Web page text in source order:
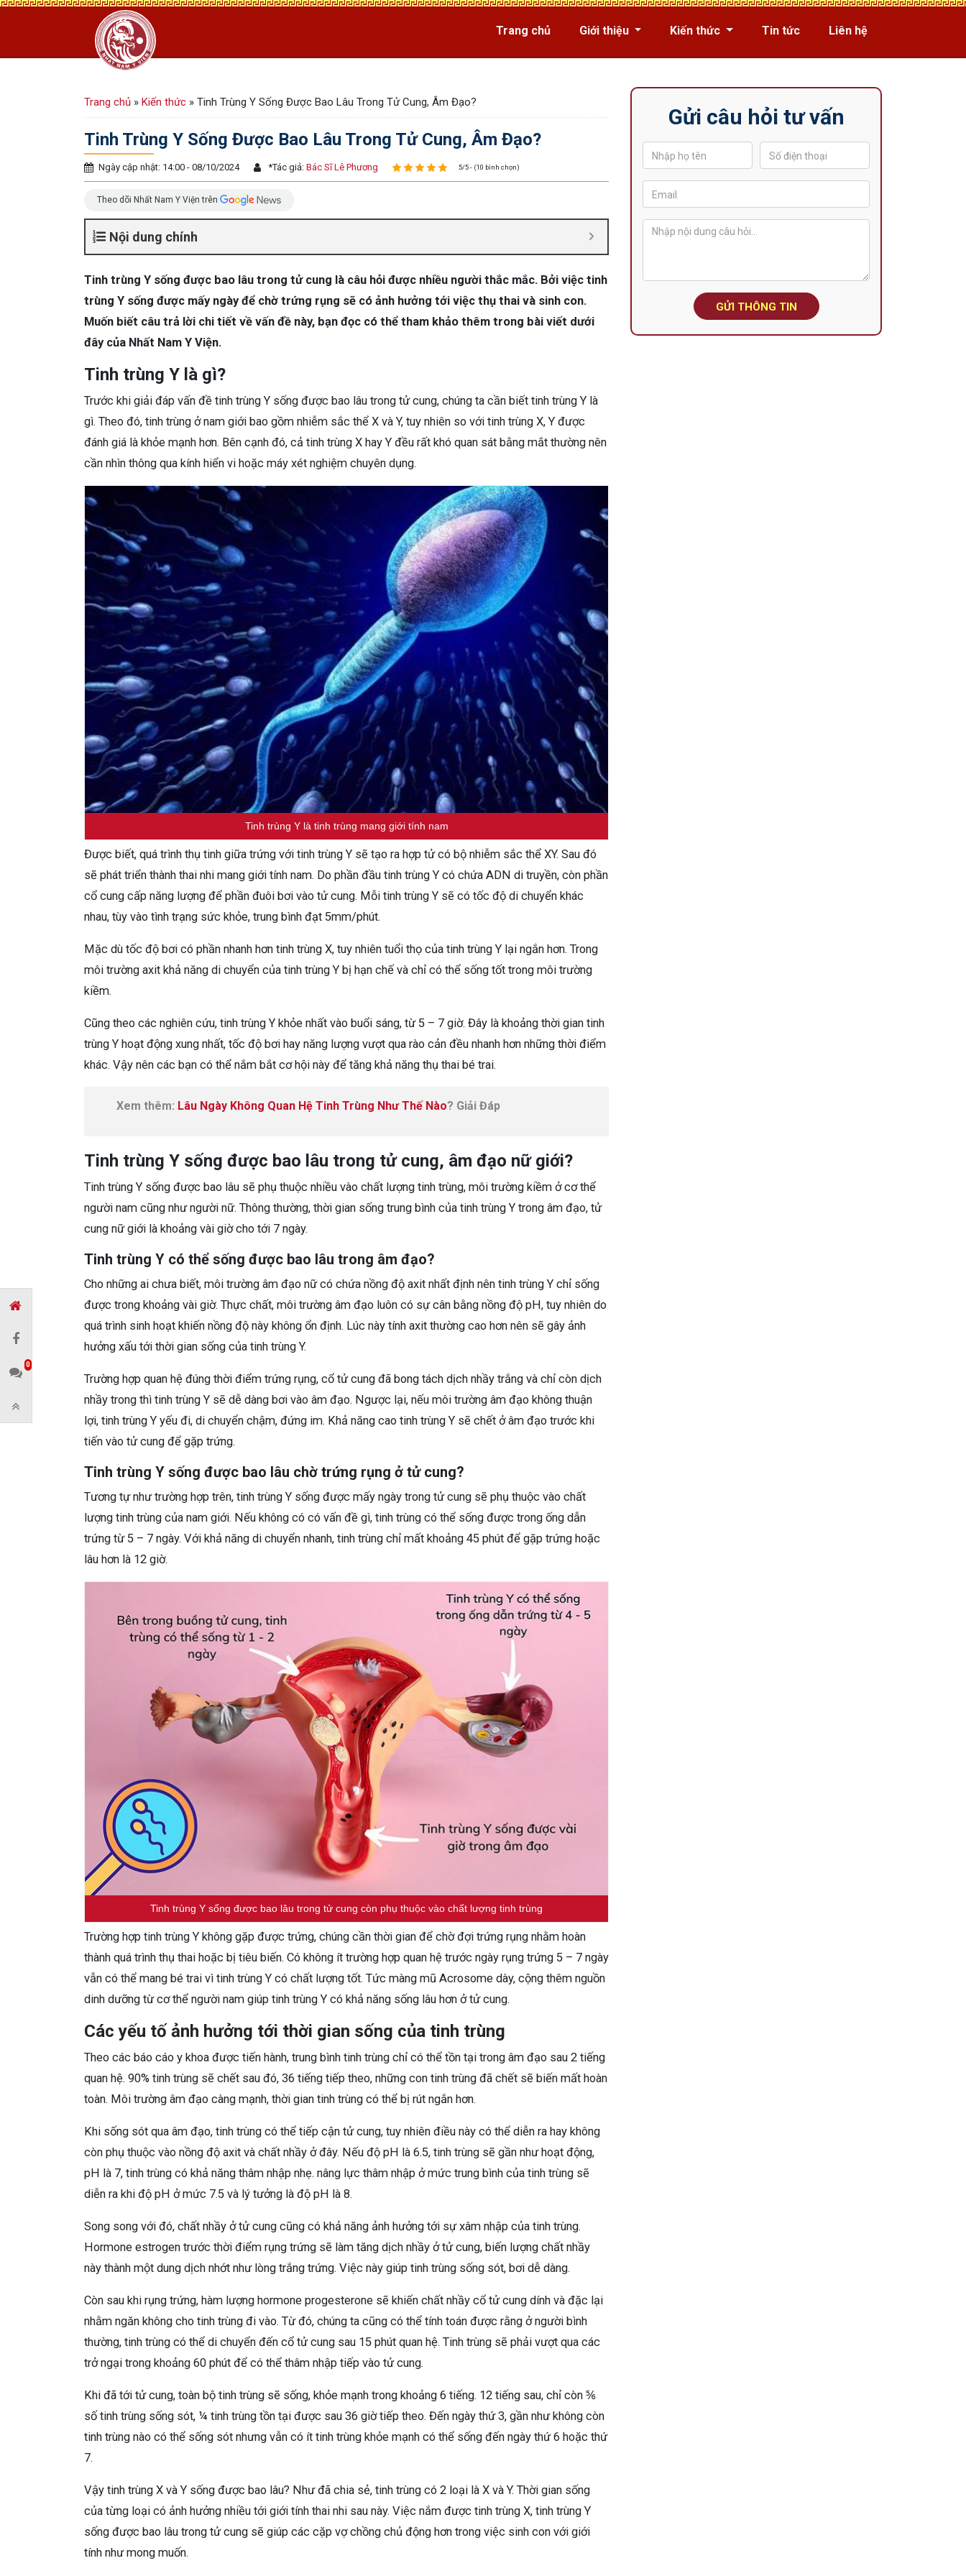
Trang chủ Giới thiệu Kiến thức Tin tức Liên hệ
Trang chủ » Kiến thức » Tinh Trùng Y Sống Được Bao Lâu Trong Tử Cung, Âm Đạo?
Tinh Trùng Y Sống Được Bao Lâu Trong Tử Cung, Âm Đạo?
Ngày cập nhật: 14:00 - 08/10/2024 *Tác giả: Bác Sĩ Lê Phương 5/5 - (10 bình chọn)
Theo dõi Nhất Nam Y Viện trên
Nội dung chính
Tinh trùng Y sống được bao lâu trong tử cung là câu hỏi được nhiều người thắc mắc. Bởi việc tinh
trùng Y sống được mấy ngày để chờ trứng rụng sẽ có ảnh hưởng tới việc thụ thai và sinh con.
Muốn biết câu trả lời chi tiết về vấn đề này, bạn đọc có thể tham khảo thêm trong bài viết dưới
đây của Nhất Nam Y Viện.
Tinh trùng Y là gì?
Trước khi giải đáp vấn đề tinh trùng Y sống được bao lâu trong tử cung, chúng ta cần biết tinh trùng Y là
gì. Theo đó, tinh trùng ở nam giới bao gồm nhiễm sắc thể X và Y, tuy nhiên so với tinh trùng X, Y được
đánh giá là khỏe mạnh hơn. Bên cạnh đó, cả tinh trùng X hay Y đều rất khó quan sát bằng mắt thường nên
cần nhìn thông qua kính hiển vi hoặc máy xét nghiệm chuyên dụng.
Tinh trùng Y là tinh trùng mang giới tính nam
Được biết, quá trình thụ tinh giữa trứng với tinh trùng Y sẽ tạo ra hợp tử có bộ nhiễm sắc thể XY. Sau đó
sẽ phát triển thành thai nhi mang giới tính nam. Do phần đầu tinh trùng Y có chứa ADN di truyền, còn phần
cổ cung cấp năng lượng để phần đuôi bơi vào tử cung. Mỗi tinh trùng Y sẽ có tốc độ di chuyển khác
nhau, tùy vào tình trạng sức khỏe, trung bình đạt 5mm/phút.
Mặc dù tốc độ bơi có phần nhanh hơn tinh trùng X, tuy nhiên tuổi thọ của tinh trùng Y lại ngắn hơn. Trong
môi trường axit khả năng di chuyển của tinh trùng Y bị hạn chế và chỉ có thể sống tốt trong môi trường
kiềm.
Cũng theo các nghiên cứu, tinh trùng Y khỏe nhất vào buổi sáng, từ 5 – 7 giờ. Đây là khoảng thời gian tinh
trùng Y hoạt động xung nhất, tốc độ bơi hay năng lượng vượt qua rào cản đều nhanh hơn những thời điểm
khác. Vậy nên các bạn có thể nắm bắt cơ hội này để tăng khả năng thụ thai bé trai.
Xem thêm: Lâu Ngày Không Quan Hệ Tinh Trùng Như Thế Nào? Giải Đáp
Tinh trùng Y sống được bao lâu trong tử cung, âm đạo nữ giới?
Tinh trùng Y sống được bao lâu sẽ phụ thuộc nhiều vào chất lượng tinh trùng, môi trường kiềm ở cơ thể
người nam cũng như người nữ. Thông thường, thời gian sống trung bình của tinh trùng Y trong âm đạo, tử
cung nữ giới là khoảng vài giờ cho tới 7 ngày.
Tinh trùng Y có thể sống được bao lâu trong âm đạo?
Cho những ai chưa biết, môi trường âm đạo nữ có chứa nồng độ axit nhất định nên tinh trùng Y chỉ sống
được trong khoảng vài giờ. Thực chất, môi trường âm đạo luôn có sự cân bằng nồng độ pH, tuy nhiên do
quá trình sinh hoạt khiến nồng độ này không ổn định. Lúc này tính axit thường cao hơn nên sẽ gây ảnh
hưởng xấu tới thời gian sống của tinh trùng Y.
Trường hợp quan hệ đúng thời điểm trứng rụng, cổ tử cung đã bong tách dịch nhầy trắng và chỉ còn dịch
nhầy trong thì tinh trùng Y sẽ dễ dàng bơi vào âm đạo. Ngược lại, nếu môi trường âm đạo không thuận
lợi, tinh trùng Y yếu đi, di chuyển chậm, đứng im. Khả năng cao tinh trùng Y sẽ chết ở âm đạo trước khi
tiến vào tử cung để gặp trứng.
Tinh trùng Y sống được bao lâu chờ trứng rụng ở tử cung?
Tương tự như trường hợp trên, tinh trùng Y sống được mấy ngày trong tử cung sẽ phụ thuộc vào chất
lượng tinh trùng của nam giới. Nếu không có có vấn đề gì, tinh trùng có thể sống được trong ống dẫn
trứng từ 5 – 7 ngày. Với khả năng di chuyển nhanh, tinh trùng chỉ mất khoảng 45 phút để gặp trứng hoặc
lâu hơn là 12 giờ.
Tinh trùng Y sống được bao lâu trong tử cung còn phụ thuộc vào chất lượng tinh trùng
Trường hợp tinh trùng Y không gặp được trứng, chúng cần thời gian để chờ đợi trứng rụng nhằm hoàn
thành quá trình thụ thai hoặc bị tiêu biến. Có không ít trường hợp quan hệ trước ngày rụng trứng 5 – 7 ngày
vẫn có thể mang bé trai vì tinh trùng Y có chất lượng tốt. Tức màng mũ Acrosome dày, cộng thêm nguồn
dinh dưỡng từ cơ thể người nam giúp tinh trùng Y có khả năng sống lâu hơn ở tử cung.
Các yếu tố ảnh hưởng tới thời gian sống của tinh trùng
Theo các báo cáo y khoa được tiến hành, trung bình tinh trùng chỉ có thể tồn tại trong âm đạo sau 2 tiếng
quan hệ. 90% tinh trùng sẽ chết sau đó, 36 tiếng tiếp theo, những con tinh trùng đã chết sẽ biến mất hoàn
toàn. Môi trường âm đạo càng mạnh, thời gian tinh trùng có thể bị rút ngắn hơn.
Khi sống sót qua âm đạo, tinh trùng có thể tiếp cận tử cung, tuy nhiên điều này có thể diễn ra hay không
còn phụ thuộc vào nồng độ axit và chất nhầy ở đây. Nếu độ pH là 6.5, tinh trùng sẽ gần như hoạt động,
pH là 7, tinh trùng có khả năng thâm nhập nhẹ. nâng lực thâm nhập ở mức trung bình của tinh trùng sẽ
diễn ra khi độ pH ở mức 7.5 và lý tưởng là độ pH là 8.
Song song với đó, chất nhầy ở tử cung cũng có khả năng ảnh hưởng tới sự xâm nhập của tinh trùng.
Hormone estrogen trước thời điểm rụng trứng sẽ làm tăng dịch nhầy ở tử cung, biến lượng chất nhầy
này thành một dung dịch nhớt như lòng trắng trứng. Việc này giúp tinh trùng sống sót, bơi dễ dàng.
Còn sau khi rụng trứng, hàm lượng hormone progesterone sẽ khiến chất nhầy cổ tử cung dính và đặc lại
nhằm ngăn không cho tinh trùng đi vào. Từ đó, chúng ta cũng có thể tính toán được rằng ở người bình
thường, tinh trùng có thể di chuyển đến cổ tử cung sau 15 phút quan hệ. Tinh trùng sẽ phải vượt qua các
trở ngại trong khoảng 60 phút để có thể thâm nhập tiếp vào tử cung.
Khi đã tới tử cung, toàn bộ tinh trùng sẽ sống, khỏe mạnh trong khoảng 6 tiếng. 12 tiếng sau, chỉ còn ⅚
số tinh trùng sống sót, ¼ tinh trùng tồn tại được sau 36 giờ tiếp theo. Đến ngày thứ 3, gần như không còn
tinh trùng nào có thể sống sót nhưng vẫn có ít tinh trùng khỏe mạnh có thể sống đến ngày thứ 6 hoặc thứ
7.
Vậy tinh trùng X và Y sống được bao lâu? Như đã chia sẻ, tinh trùng có 2 loại là X và Y. Thời gian sống
của từng loại có ảnh hưởng nhiều tới giới tính thai nhi sau này. Việc nắm được tinh trùng X, tinh trùng Y
sống được bao lâu trong tử cung sẽ giúp các cặp vợ chồng chủ động hơn trong việc sinh con với giới
tính như mong muốn.
Gửi câu hỏi tư vấn
GỬI THÔNG TIN
0